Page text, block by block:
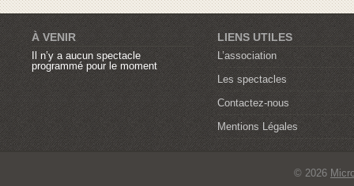
À VENIR
Il n’y a aucun spectacle
programmé pour le moment
LIENS UTILES
L’association
Les spectacles
Contactez-nous
Mentions Légales
© 2026